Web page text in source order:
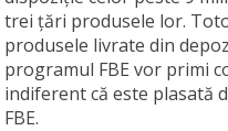
trei țări produsele lor.
produsele livrate din
programul FBE vor primi
indiferent că este plasată
FBE.